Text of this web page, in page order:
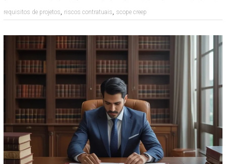
requisitos de projetos, riscos contratuais, scope creep